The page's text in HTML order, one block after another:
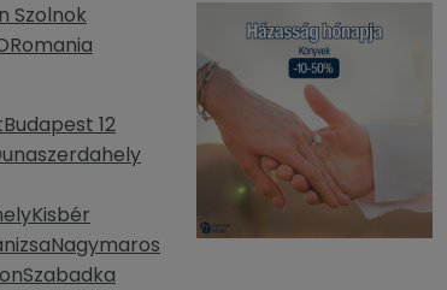
Szolnok
Romania
Budapest 12
Kisbér
Nagymaros
Szabadka